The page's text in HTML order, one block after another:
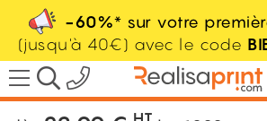
-60%* sur votre
(jusqu'à 40€) avec le code
/ Imprimerie /
lettre